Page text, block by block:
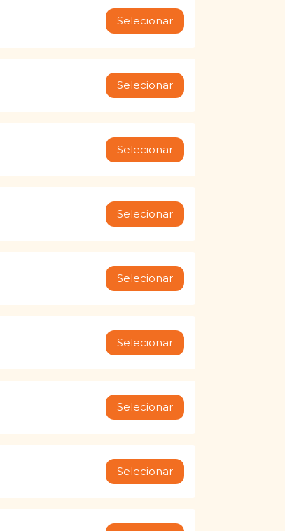
Selecionar
Selecionar
Selecionar
Selecionar
Selecionar
Selecionar
Selecionar
Selecionar